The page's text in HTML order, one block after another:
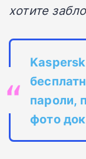
хотите
пароли,
фото